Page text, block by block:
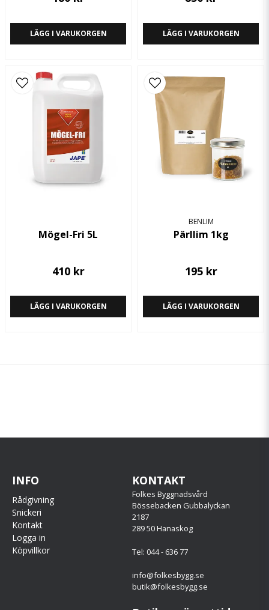
LÄGG I VARUKORGEN LÄGG I VARUKORGEN
Mögel-Fri 5L
410 kr
LÄGG I VARUKORGEN
BENLIM
Pärllim 1kg
195 kr
LÄGG I VARUKORGEN
INFO
Rådgivning
Snickeri
Kontakt
Logga in
Köpvillkor
KONTAKT
Folkes Byggnadsvård
Bössebacken Gubbalyckan
2187
289 50 Hanaskog
Tel: 044 - 636 77
info@folkesbygg.se
butik@folkesbygg.se